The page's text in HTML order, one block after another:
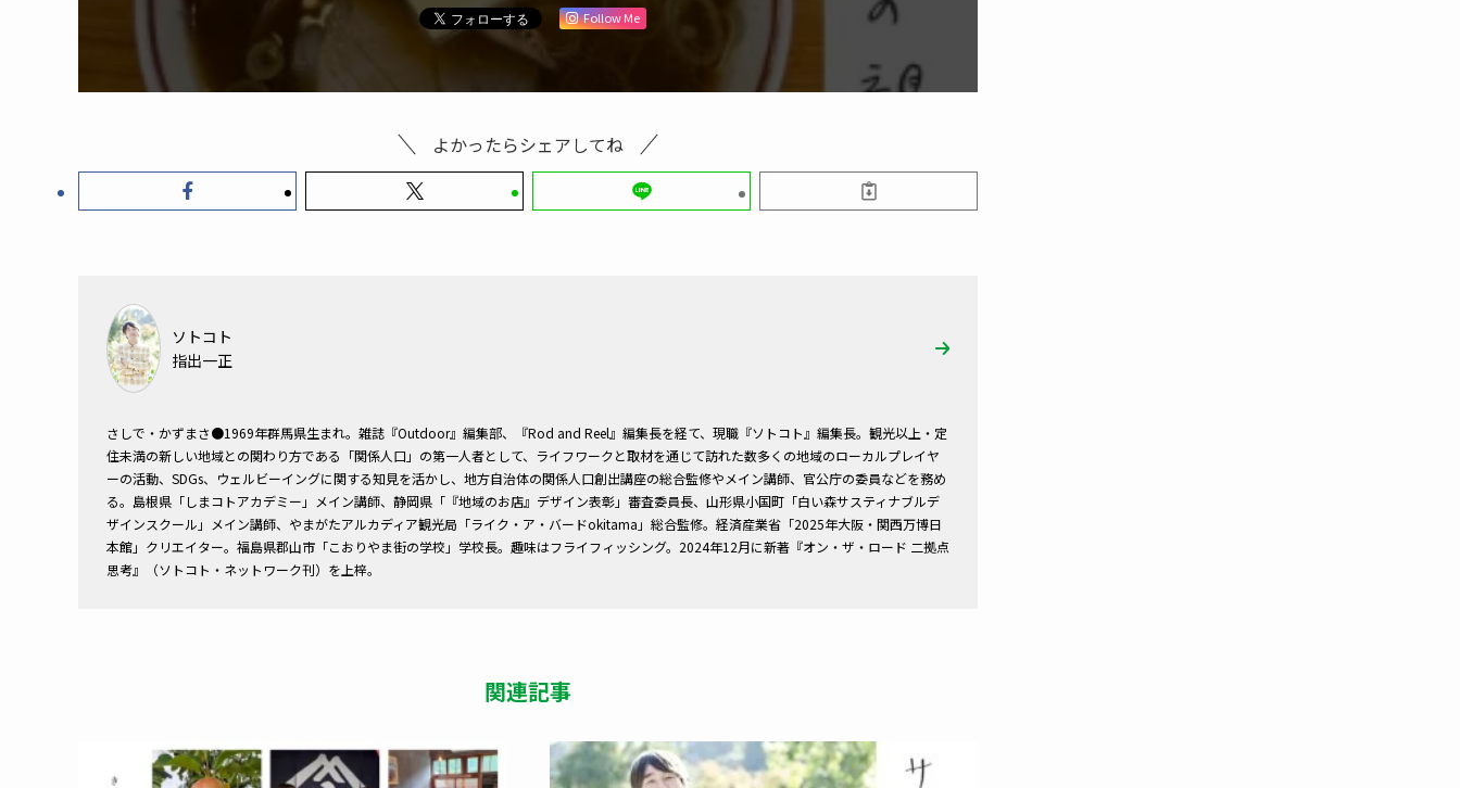
Follow Me
よかったらシェアしてね
ソトコト
指出一正
さしで・かずまさ●1969年群馬県生まれ。雑誌『Outdoor』編集部、『Rod and Reel』編集長を経て、現職『ソトコト』編集長。観光以上・定
住未満の新しい地域との関わり方である「関係人口」の第一人者として、ライフワークと取材を通じて訪れた数多くの地域のローカルプレイヤ
ーの活動、SDGs、ウェルビーイングに関する知見を活かし、地方自治体の関係人口創出講座の総合監修やメイン講師、官公庁の委員などを務め
る。島根県「しまコトアカデミー」メイン講師、静岡県「『地域のお店』デザイン表彰」審査委員長、山形県小国町「白い森サスティナブルデ
ザインスクール」メイン講師、やまがたアルカディア観光局「ライク・ア・バードokitama」総合監修。経済産業省「2025年大阪・関西万博日
本館」クリエイター。福島県郡山市「こおりやま街の学校」学校長。趣味はフライフィッシング。2024年12月に新著『オン・ザ・ロード 二拠点
思考』（ソトコト・ネットワーク刊）を上梓。
関連記事